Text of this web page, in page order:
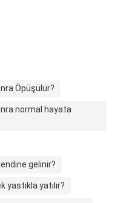
Öpüşülür?
normal hayata
gelinir?
yatılır?